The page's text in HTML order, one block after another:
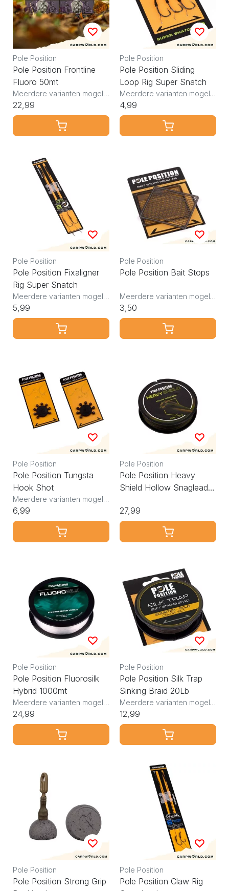
Pole Position
Pole Position Frontline
Fluoro 50mt
Meerdere varianten mogelijk
22,99
Pole Position
Pole Position Sliding
Loop Rig Super Snatch
Meerdere varianten mogelijk
4,99
Pole Position
Pole Position Fixaligner
Rig Super Snatch
Meerdere varianten mogelijk
5,99
Pole Position
Pole Position Bait Stops
Meerdere varianten mogelijk
3,50
Pole Position
Pole Position Tungsta
Hook Shot
Meerdere varianten mogelijk
6,99
Pole Position
Pole Position Heavy
Shield Hollow Snagleader
27,99
Pole Position
Pole Position Fluorosilk
Hybrid 1000mt
Meerdere varianten mogelijk
24,99
Pole Position
Pole Position Silk Trap
Sinking Braid 20Lb
Meerdere varianten mogelijk
12,99
Pole Position
Pole Position Strong Grip
Pole Position
Pole Position Claw Rig